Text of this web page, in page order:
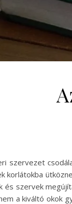
szervezet
korlátokba
és szervek
a kiváltó okok